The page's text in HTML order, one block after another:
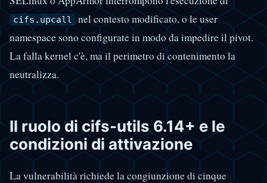
cifs.upcall nel contesto modificato, o le user
namespace sono configurate in modo da impedire il pivot.
La falla kernel c'è, ma il perimetro di contenimento la
neutralizza.
Il ruolo di cifs-utils 6.14+ e le
condizioni di attivazione
La vulnerabilità richiede la congiunzione di cinque